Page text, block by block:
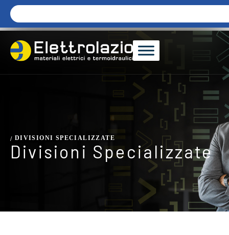
/ DIVISIONI SPECIALIZZATE
Divisioni Specializzate